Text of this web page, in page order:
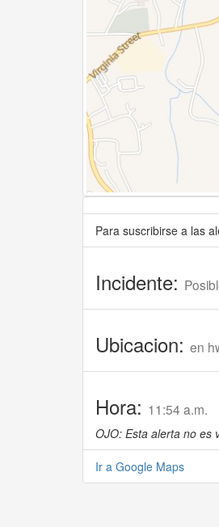
Para suscribirse a las
Incidente:
Ubicacion: en
Hora: 11:54 a.m.
OJO: Esta alerta no es
Ir a Google Maps